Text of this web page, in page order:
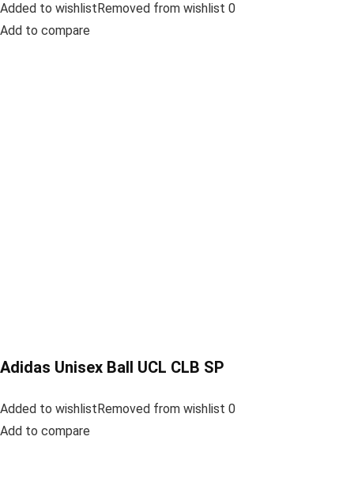
Added to wishlistRemoved from wishlist 0
Add to compare
Adidas Unisex Ball UCL CLB SP
Added to wishlistRemoved from wishlist 0
Add to compare